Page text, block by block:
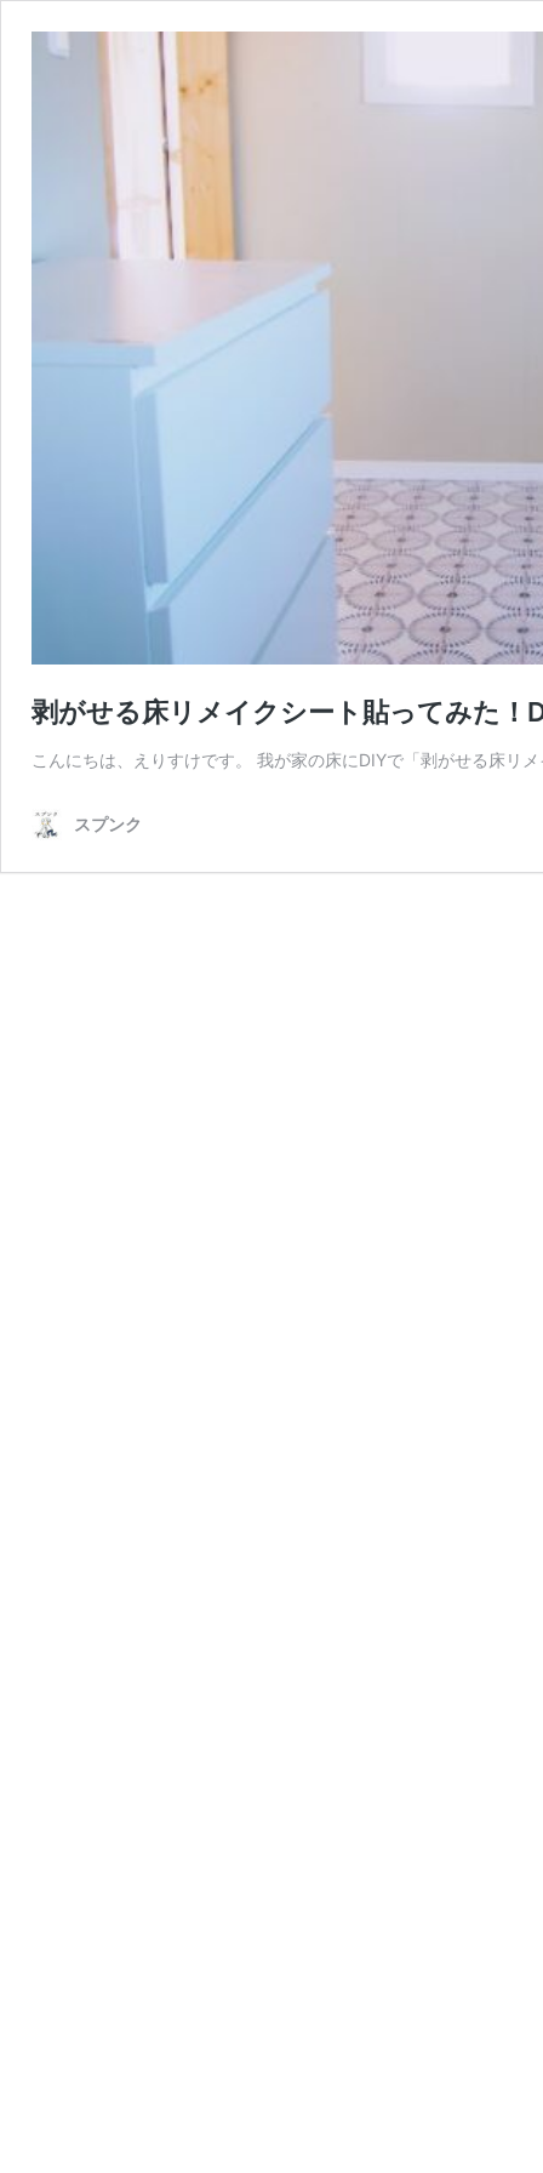
剥がせる床リメイクシート貼ってみた！
こんにちは、えりすけです。 我が家の床にDIYで「剥がせる床リ
スプンク